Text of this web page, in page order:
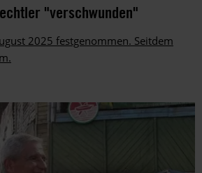
"verschwunden"
2025 festgenommen. Seitdem